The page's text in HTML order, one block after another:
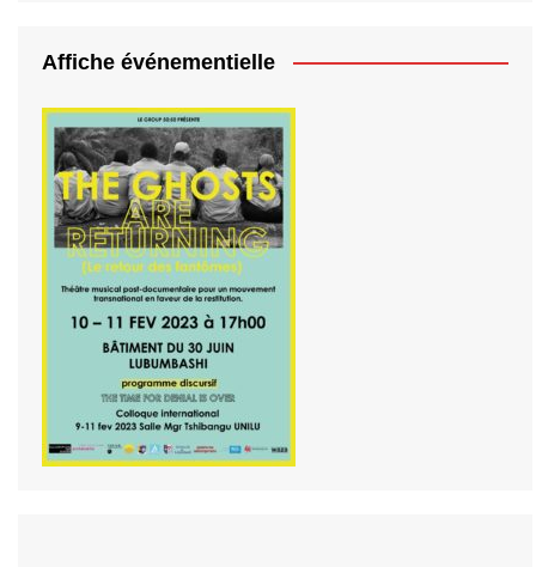
Affiche événementielle